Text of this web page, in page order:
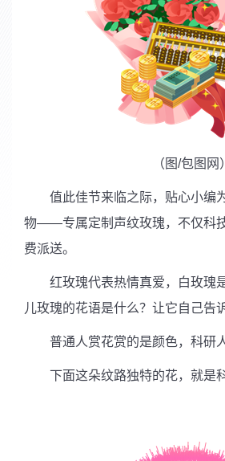
（图/包图网）
值此佳节来临之际，贴心小编
物——专属定制声纹玫瑰，不仅科
费派送。
红玫瑰代表热情真爱，白玫瑰
儿玫瑰的花语是什么？让它自己告
普通人赏花赏的是颜色，科研人
下面这朵纹路独特的花，就是科